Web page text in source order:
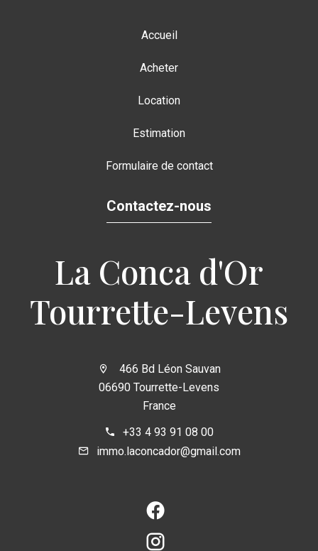
Accueil
Acheter
Location
Estimation
Formulaire de contact
Contactez-nous
La Conca d'Or
Tourrette-Levens
466 Bd Léon Sauvan
06690 Tourrette-Levens
France
+33 4 93 91 08 00
immo.laconcador@gmail.com